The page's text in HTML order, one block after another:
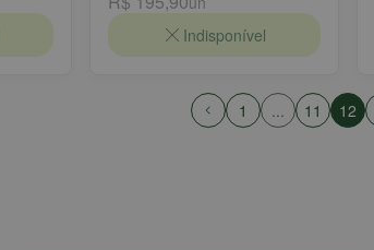
Indisponível
1 ... 11 12